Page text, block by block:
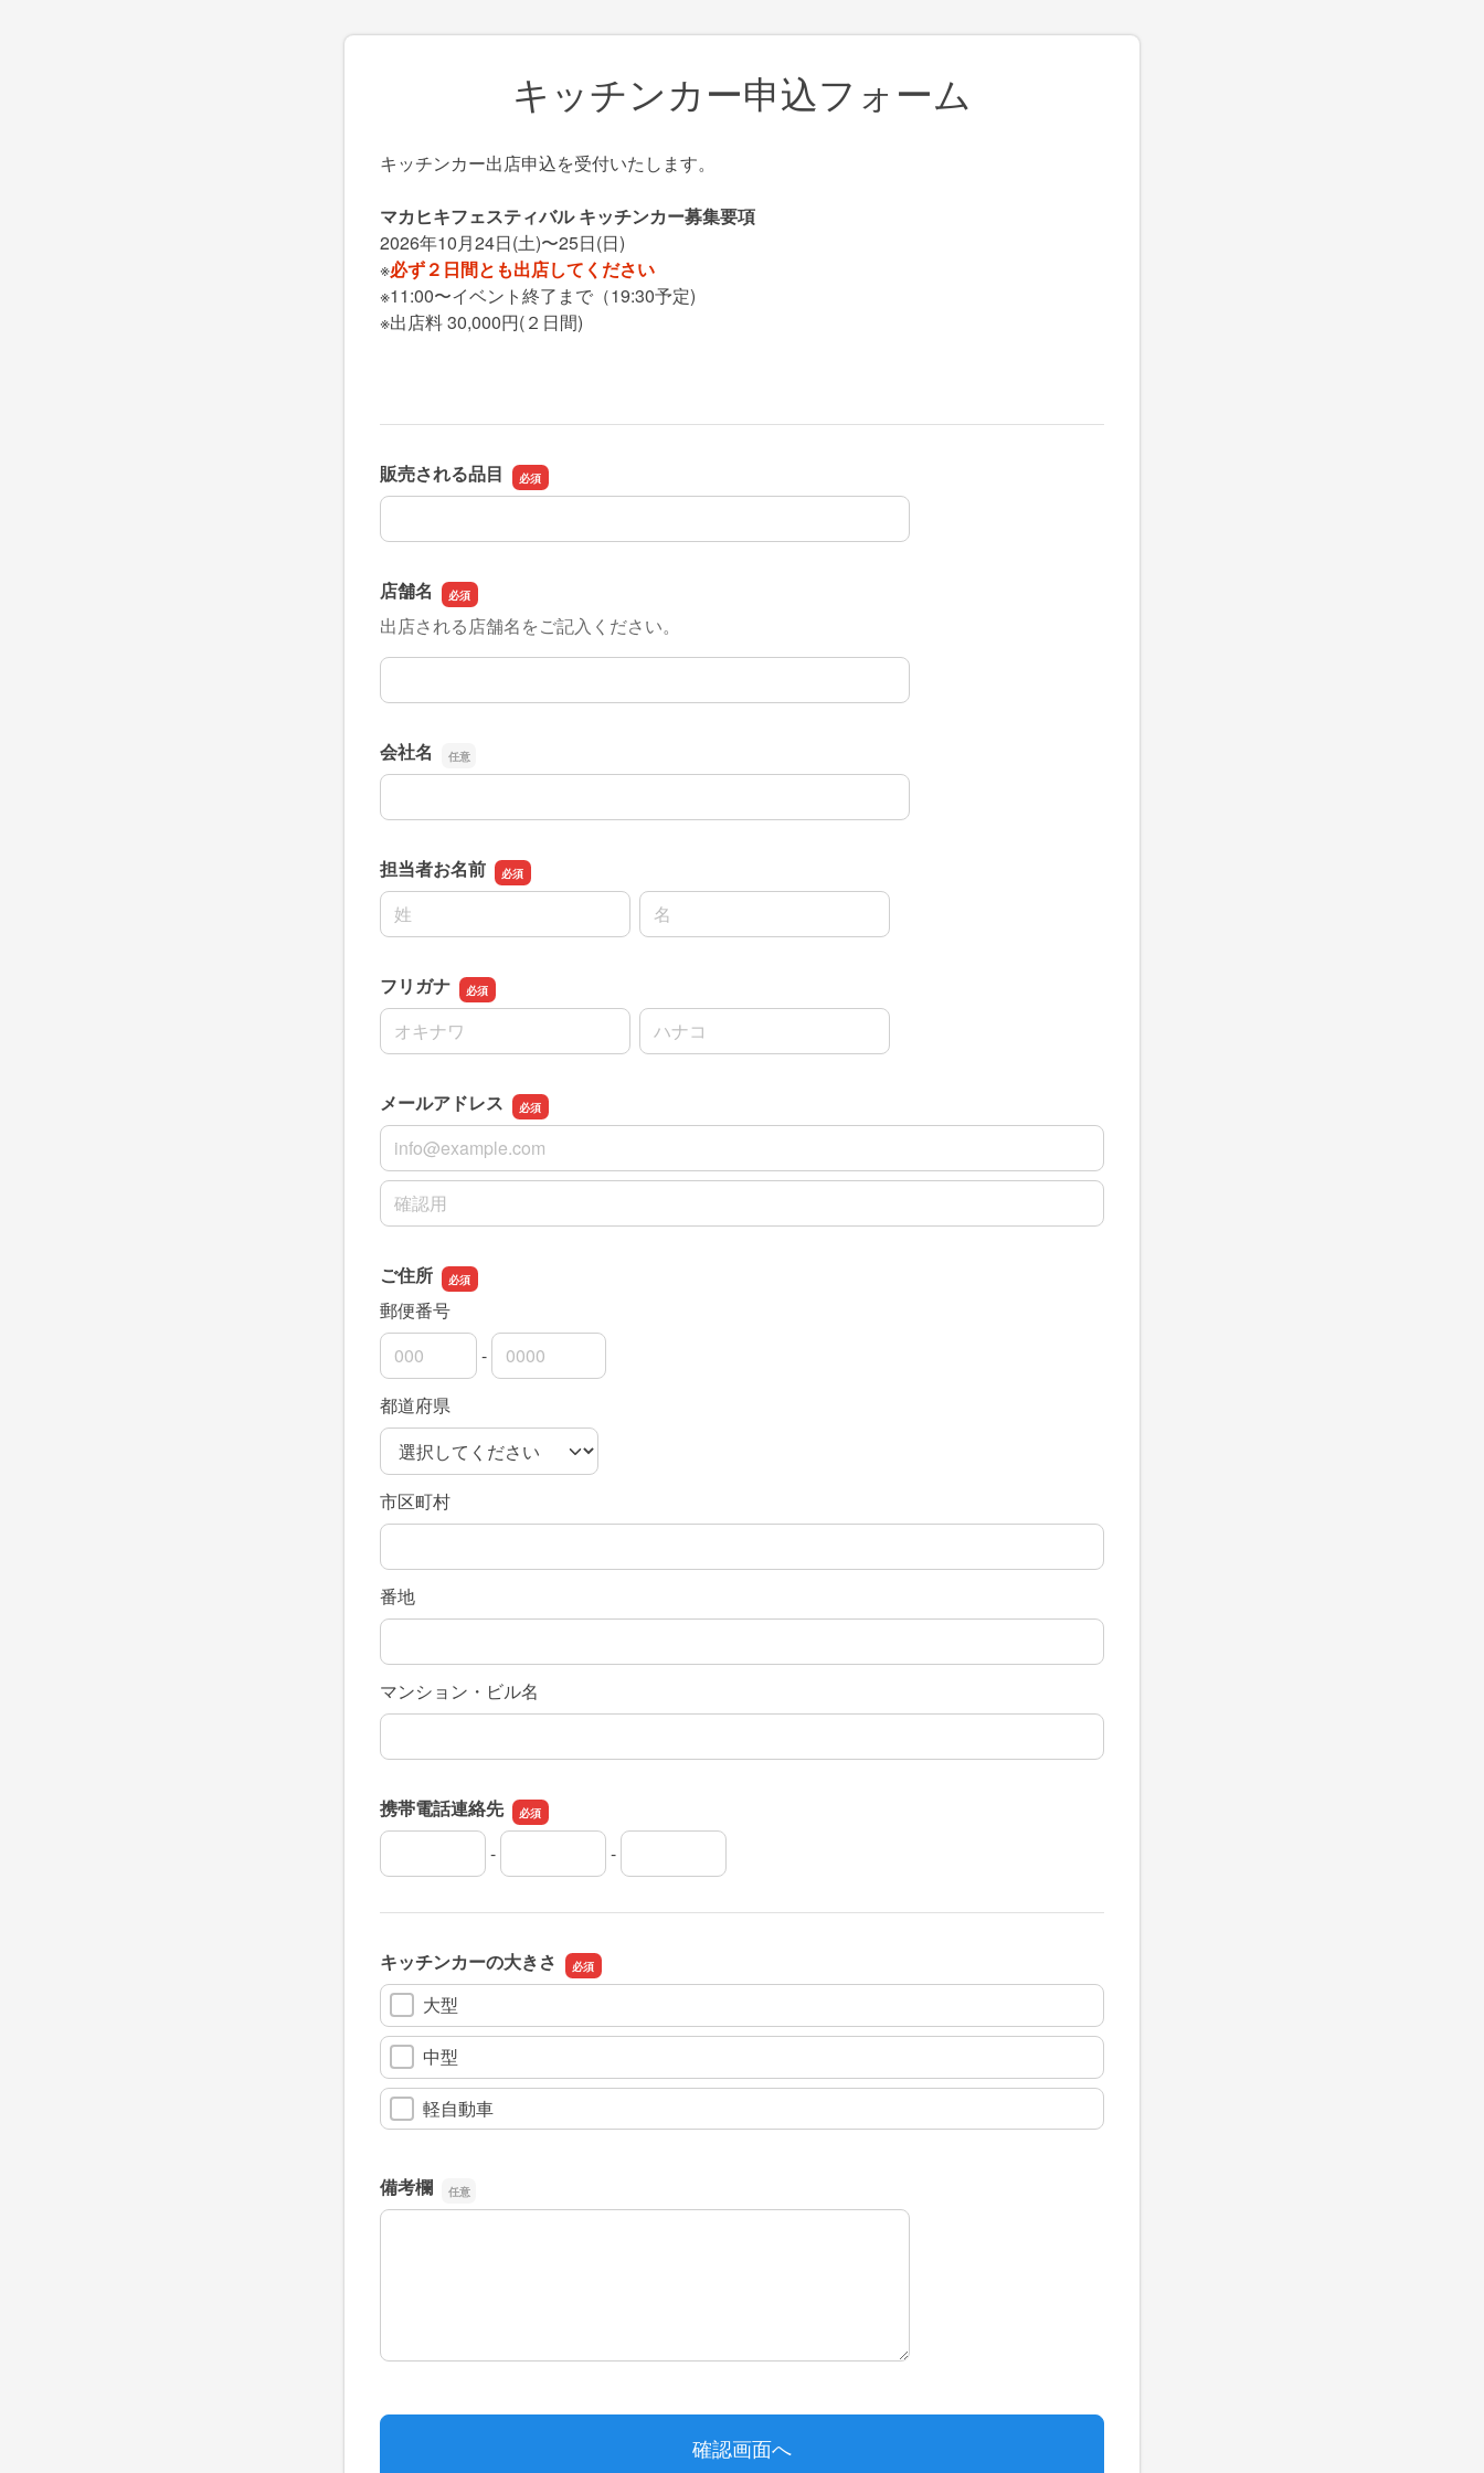
キッチンカー申込フォーム
キッチンカー出店申込を受付いたします。
マカヒキフェスティバル キッチンカー募集要項
2026年10月24日(土)〜25日(日)
※必ず２日間とも出店してください
※11:00〜イベント終了まで（19:30予定)
※出店料 30,000円(２日間)
販売される品目
販売される品目
店舗名
出店される店舗名をご記入ください。
店舗名
会社名
会社名
担当者お名前
名前の姓
名前の名
フリガナ
名前の姓
名前の名
メールアドレス
メールアドレス
メールアドレスの確認用
ご住所
郵便番号
郵便番号の上3桁
-
郵便番号の下4桁
都道府県
市区町村
番地
マンション・ビル名
携帯電話連絡先
携帯電話連絡先の市外局番
-
携帯電話連絡先の市内局番 -
携帯電話連絡先の加入者番号
キッチンカーの大きさ
大型
中型
軽自動車
備考欄
備考欄